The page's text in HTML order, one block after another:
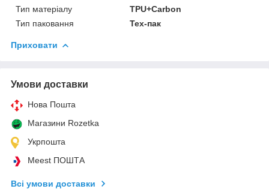
Тип матеріалу
TPU+Carbon
Тип паковання
Тех-пак
Приховати
Умови доставки
Нова Пошта
Магазини Rozetka
Укрпошта
Meest ПОШТА
Всі умови доставки